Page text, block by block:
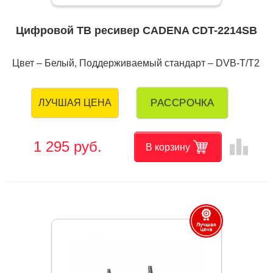
Цифровой ТВ ресивер CADENA CDT-2214SB
Цвет – Белый, Поддерживаемый стандарт – DVB-T/T2
ЛУЧШАЯ ЦЕНА РАССРОЧКА
1 295 руб. В корзину leaderboard